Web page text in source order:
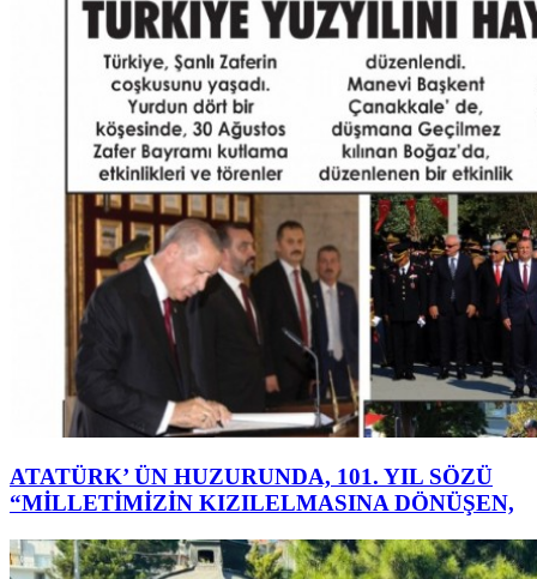
ATATÜRK’ ÜN HUZURUNDA, 101. YIL SÖZÜ
“MİLLETİMİZİN KIZILELMASINA DÖNÜŞEN,